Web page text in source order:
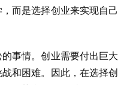
而是选择创业来实现自己
事情。创业需要付出巨大
和困难。因此，在选择创